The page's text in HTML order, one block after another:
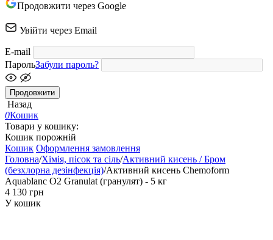
Продовжити через Google
Увійти через Email
E-mail
ПарольЗабули пароль?
Продовжити
Назад
0Кошик
Товари у кошику:
Кошик порожній
Кошик Оформлення замовлення
Головна/Хімія, пісок та сіль/Активний кисень / Бром
(безхлорна дезінфекція)/Активний кисень Chemoform
Aquablanc O2 Granulat (гранулят) - 5 кг
‍4 130‍ грн
У кошик